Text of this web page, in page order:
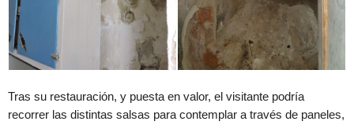
Tras su restauración, y puesta en valor, el visitante podría
recorrer las distintas salsas para contemplar a través de paneles,